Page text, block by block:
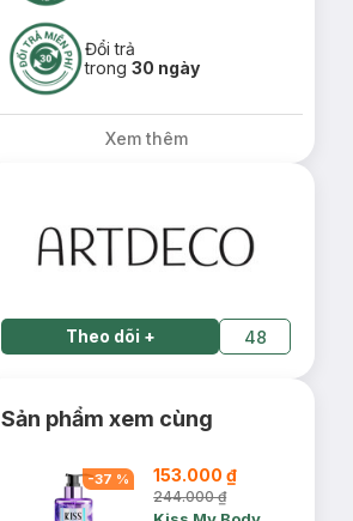
Đổi trả
trong30 ngày
Xem thêm
Theo dõi + 48
Sản phẩm xem cùng
-37 % 153.000 ₫
244.000 ₫